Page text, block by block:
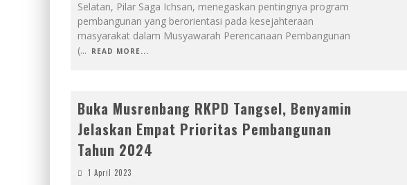
Selatan, Pilar Saga Ichsan, menegaskan pentingnya program
pembangunan yang berorientasi pada kesejahteraan
masyarakat dalam Musyawarah Perencanaan Pembangunan
(... READ MORE...
Buka Musrenbang RKPD Tangsel, Benyamin
Jelaskan Empat Prioritas Pembangunan
Tahun 2024
1 April 2023